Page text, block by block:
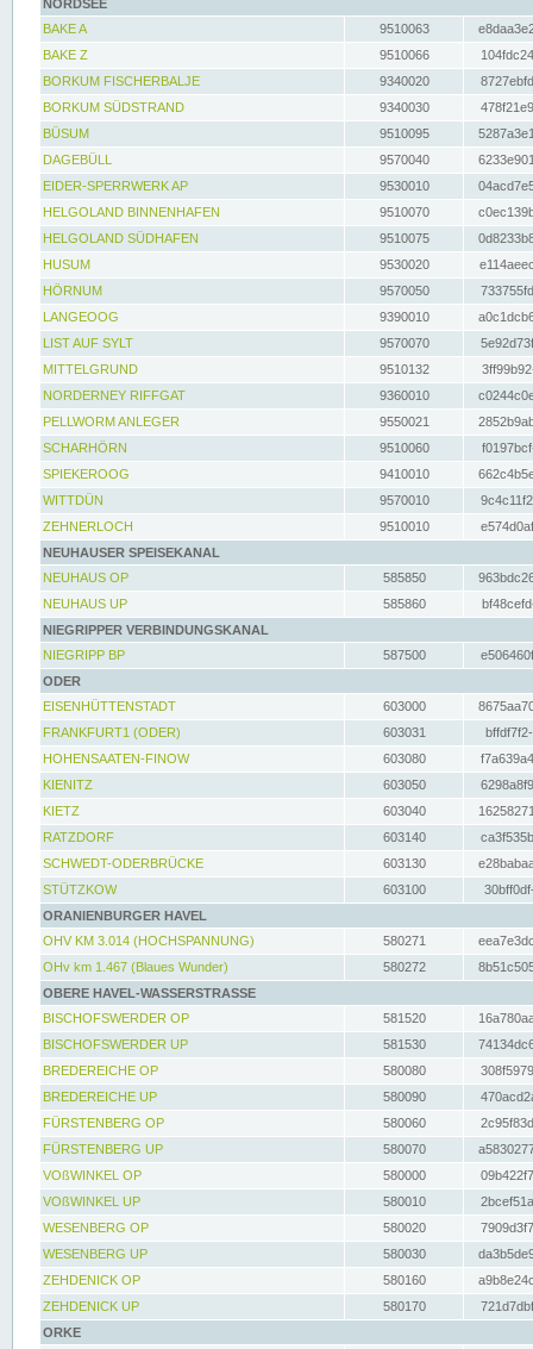
NORDSEE
BAKE A
9510063
BAKE Z
9510066
BORKUM FISCHERBALJE
9340020
BORKUM SÜDSTRAND
9340030
BÜSUM
9510095
DAGEBÜLL
9570040
EIDER-SPERRWERK AP
9530010
HELGOLAND BINNENHAFEN
9510070
HELGOLAND SÜDHAFEN
9510075
HUSUM
9530020
HÖRNUM
9570050
LANGEOOG
9390010
LIST AUF SYLT
9570070
MITTELGRUND
9510132
NORDERNEY RIFFGAT
9360010
PELLWORM ANLEGER
9550021
SCHARHÖRN
9510060
SPIEKEROOG
9410010
WITTDÜN
9570010
ZEHNERLOCH
9510010
NEUHAUSER SPEISEKANAL
NEUHAUS OP
585850
NEUHAUS UP
585860
NIEGRIPPER VERBINDUNGSKANAL
NIEGRIPP BP
587500
ODER
EISENHÜTTENSTADT
603000
FRANKFURT1 (ODER)
603031
HOHENSAATEN-FINOW
603080
KIENITZ
603050
KIETZ
603040
RATZDORF
603140
SCHWEDT-ODERBRÜCKE
603130
STÜTZKOW
603100
ORANIENBURGER HAVEL
OHV KM 3.014 (HOCHSPANNUNG)
580271
OHv km 1.467 (Blaues Wunder)
580272
OBERE HAVEL-WASSERSTRASSE
BISCHOFSWERDER OP
581520
BISCHOFSWERDER UP
581530
BREDEREICHE OP
580080
BREDEREICHE UP
580090
FÜRSTENBERG OP
580060
FÜRSTENBERG UP
580070
VOßWINKEL OP
580000
VOßWINKEL UP
580010
WESENBERG OP
580020
WESENBERG UP
580030
ZEHDENICK OP
580160
ZEHDENICK UP
580170
ORKE